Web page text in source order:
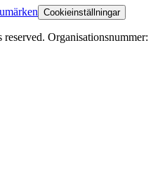
Cookieinställningar
Organisationsnummer: